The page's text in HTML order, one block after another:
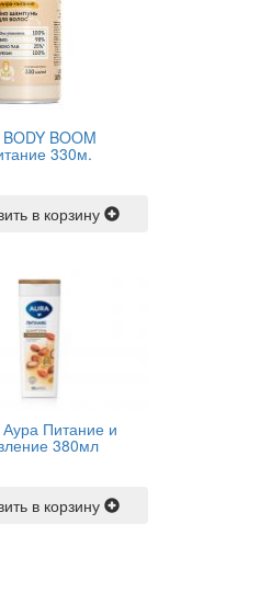
BOOM
330м.
в корзину
Питание и
380мл
в корзину